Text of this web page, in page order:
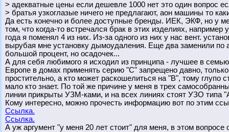
> адекватные цены если дешевле 1000 нет это один вопрос
> братья узкоглазые ничего не предлагают, аон машины то
Да есть конечно и более доступные бренды. ИЕК, ЭКФ, но у
том, что когда-то встречался брак в этих изделиях,
года я поменял 4 из них. Из-за одного из них у нас вент.
вырубая мне установку дымоудаления. Еще два заменили по
большой процент, но осадочек...
А для себя любимого я исходил из принципа - лучшее в
Европе в домах применять серию "С" запрещено давно,
простительно, а кто может раскошелиться на "В", тому глупо
мало кто знает. По той же причине у меня в трех
линии прикрыты УЗМ-ками, и на всех линиях стоят УЗО типа
Кому интересно, можно прочесть информацию вот по этим
Ссылка.
Ссылка.
А уж аргумент "у меня 20 лет стоит" для меня, в этом вопросе